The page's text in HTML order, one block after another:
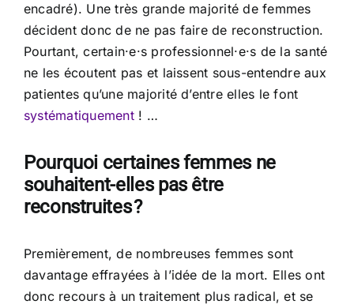
encadré). Une très grande majorité de femmes
décident donc de ne pas faire de reconstruction.
Pourtant, certain·e·s professionnel·e·s de la santé
ne les écoutent pas et laissent sous-entendre aux
patientes qu’une majorité d’entre elles le font
systématiquement! …
Pourquoi certaines femmes ne
souhaitent-elles pas être
reconstruites ?
Premièrement, de nombreuses femmes sont
davantage effrayées à l’idée de la mort. Elles ont
donc recours à un traitement plus radical, et se